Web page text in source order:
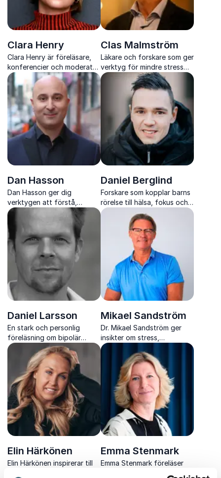
Clara Henry
Clara Henry är föreläsare,
konferencier och moderator
med stark scennärvaro och
en unik förmåga att
engagera genom humor och
igenkänning.
Clas Malmström
Läkare och forskare som ger
verktyg för mindre stress
och bättre prestation
Dan Hasson
Dan Hasson ger dig
verktygen att förstå,
hantera och använda stress
Daniel Berglind
Forskare som kopplar barns
rörelse till hälsa, fokus och
skolframgång
Daniel Larsson
En stark och personlig
föreläsning om bipolär
sjukdom och vägen tillbaka
till livet
Mikael Sandström
Dr. Mikael Sandström ger
insikter om stress,
akutsjukvård och hur vi
presterar när det verkligen
Elin Härkönen
Elin Härkönen inspirerar till
Emma Stenmark
Emma Stenmark föreläser